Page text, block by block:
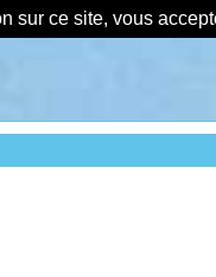
sur ce site, vous